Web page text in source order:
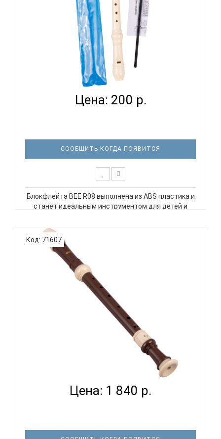
BEE R08 - БЛОКФЛЕЙТА СОПРАНО НЕМЕЦКАЯ
СИСТЕМА...
Цена: 200 р.
СООБЩИТЬ КОГДА ПОЯВИТСЯ
Блокфлейта BEE R08 выполнена из ABS пластика и
станет идеальным инструментом для детей и
прочисти корпуса. Технические характеристики:
Код: 71607
SWAN SW8A-23B - БЛОКФЛЕЙТА АЛЬТ
Цена: 1 840 р.